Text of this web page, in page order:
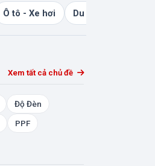
Ô tô - Xe hơi Du lịch - Đời sống
Xem tất cả chủ đề
Độ Đèn
PPF